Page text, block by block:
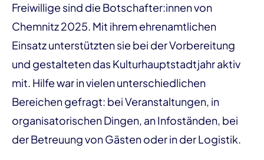
Freiwillige sind die Botschafter:innen von
Chemnitz 2025. Mit ihrem ehrenamtlichen
Einsatz unterstützten sie bei der Vorbereitung
und gestalteten das Kulturhauptstadtjahr aktiv
mit. Hilfe war in vielen unterschiedlichen
Bereichen gefragt: bei Veranstaltungen, in
organisatorischen Dingen, an Infoständen, bei
der Betreuung von Gästen oder in der Logistik.